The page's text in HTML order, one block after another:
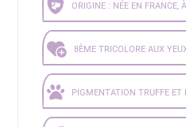
ORIGINE : NÉE EN FRANCE,
8ÈME TRICOLORE AUX
PIGMENTATION TRUFFE ET